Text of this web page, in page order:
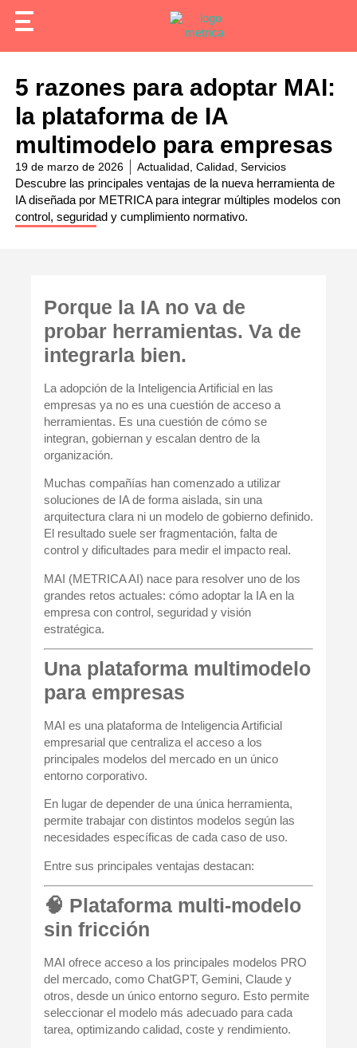
5 razones para adoptar MAI:
la plataforma de IA
multimodelo para empresas
19 de marzo de 2026 Actualidad Calidad Servicios
Descubre las principales ventajas de la nueva herramienta de
IA diseñada por METRICA para integrar múltiples modelos con
control, seguridad y cumplimiento normativo.
Porque la IA no va de
probar herramientas. Va de
integrarla bien.
La adopción de la Inteligencia Artificial en las
empresas ya no es una cuestión de acceso a
herramientas. Es una cuestión de cómo se
integran, gobiernan y escalan dentro de la
organización.
Muchas compañías han comenzado a utilizar
soluciones de IA de forma aislada, sin una
arquitectura clara ni un modelo de gobierno definido.
El resultado suele ser fragmentación, falta de
control y dificultades para medir el impacto real.
MAI (METRICA AI) nace para resolver uno de los
grandes retos actuales: cómo adoptar la IA en la
empresa con control, seguridad y visión
estratégica.
Una plataforma multimodelo
para empresas
MAI es una plataforma de Inteligencia Artificial
empresarial que centraliza el acceso a los
principales modelos del mercado en un único
entorno corporativo.
En lugar de depender de una única herramienta,
permite trabajar con distintos modelos según las
necesidades específicas de cada caso de uso.
Entre sus principales ventajas destacan:
🧠 Plataforma multi‑modelo
sin fricción
MAI ofrece acceso a los principales modelos PRO
del mercado, como ChatGPT, Gemini, Claude y
otros, desde un único entorno seguro. Esto permite
seleccionar el modelo más adecuado para cada
tarea, optimizando calidad, coste y rendimiento.